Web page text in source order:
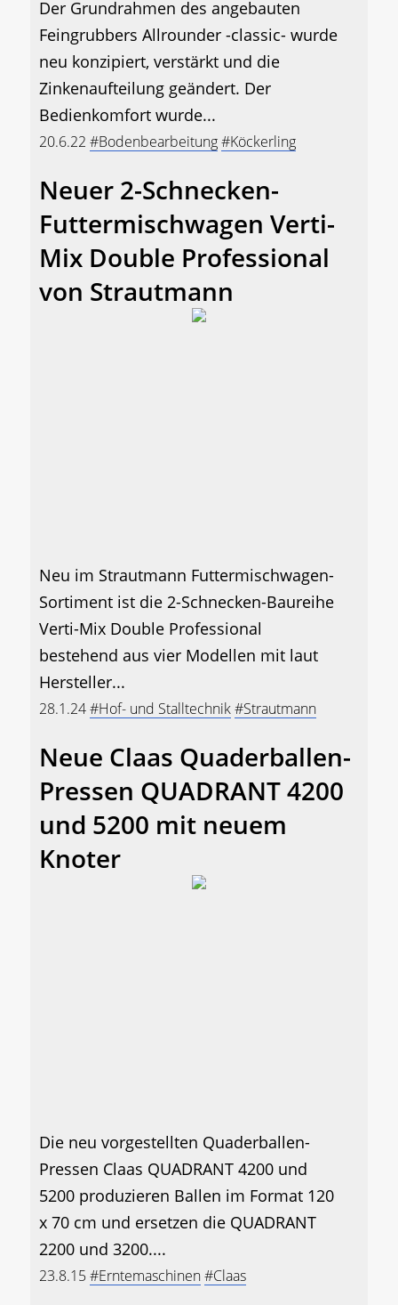
Der Grundrahmen des angebauten
Feingrubbers Allrounder -classic- wurde
neu konzipiert, verstärkt und die
Zinkenaufteilung geändert. Der
Bedienkomfort wurde...
20.6.22 #Bodenbearbeitung#Köckerling
Neuer 2-Schnecken-
Futtermischwagen Verti-
Mix Double Professional
von Strautmann
Neu im Strautmann Futtermischwagen-
Sortiment ist die 2-Schnecken-Baureihe
Verti-Mix Double Professional
bestehend aus vier Modellen mit laut
Hersteller...
28.1.24#Hof- und Stalltechnik#Strautmann
Neue Claas Quaderballen-
Pressen QUADRANT 4200
und 5200 mit neuem
Knoter
Die neu vorgestellten Quaderballen-
Pressen Claas QUADRANT 4200 und
5200 produzieren Ballen im Format 120
x 70 cm und ersetzen die QUADRANT
2200 und 3200....
23.8.15#Erntemaschinen#Claas